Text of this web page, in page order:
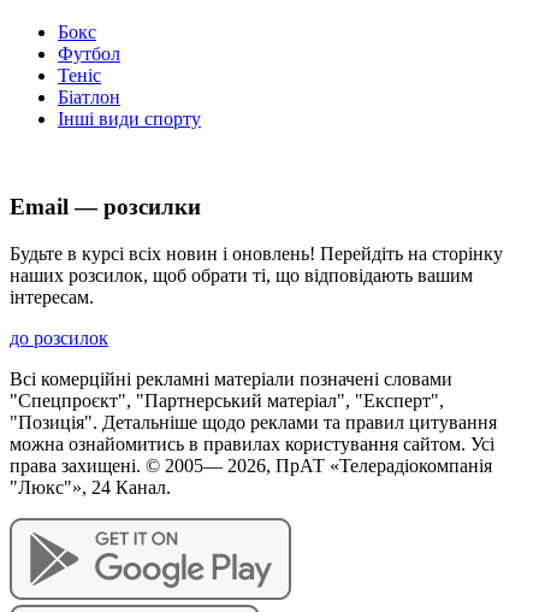
Бокс
Футбол
Теніс
Біатлон
Інші види спорту
Email — розсилки
Будьте в курсі всіх новин і оновлень! Перейдіть на сторінку
наших розсилок, щоб обрати ті, що відповідають вашим
інтересам.
до розсилок
Всі комерційні рекламні матеріали позначені словами
"Спецпроєкт", "Партнерський матеріал", "Експерт",
"Позиція". Детальніше щодо реклами та правил цитування
можна ознайомитись в правилах користування сайтом. Усі
права захищені. © 2005— 2026, ПрАТ «Телерадіокомпанія
"Люкс"», 24 Канал.